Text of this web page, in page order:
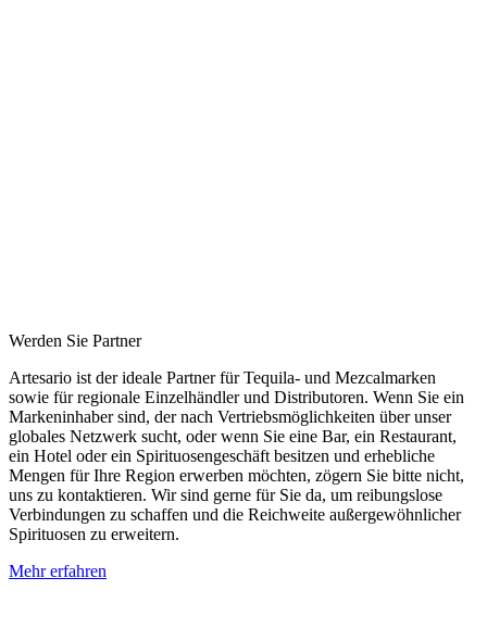
Werden Sie Partner
Artesario ist der ideale Partner für Tequila- und Mezcalmarken
sowie für regionale Einzelhändler und Distributoren. Wenn Sie ein
Markeninhaber sind, der nach Vertriebsmöglichkeiten über unser
globales Netzwerk sucht, oder wenn Sie eine Bar, ein Restaurant,
ein Hotel oder ein Spirituosengeschäft besitzen und erhebliche
Mengen für Ihre Region erwerben möchten, zögern Sie bitte nicht,
uns zu kontaktieren. Wir sind gerne für Sie da, um reibungslose
Verbindungen zu schaffen und die Reichweite außergewöhnlicher
Spirituosen zu erweitern.
Mehr erfahren